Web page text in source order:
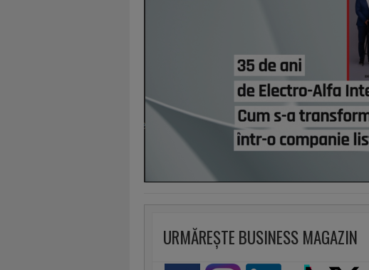
URMĂREȘTE BUSINESS MAGAZIN